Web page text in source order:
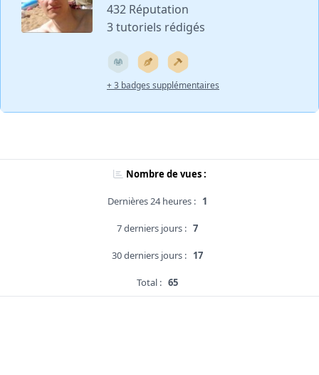
432 Réputation
3 tutoriels rédigés
+ 3 badges supplémentaires
Nombre de vues :
Dernières 24 heures : 1
7 derniers jours : 7
30 derniers jours : 17
Total : 65